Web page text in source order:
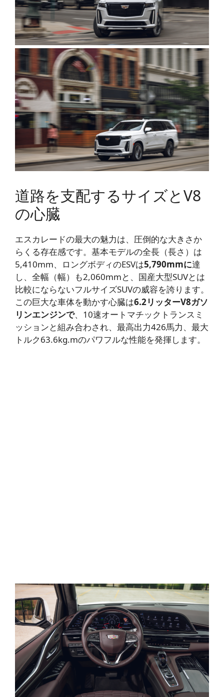
道路を支配するサイズとV8
の心臓
エスカレードの最大の魅力は、圧倒的な大きさか
らくる存在感です。基本モデルの全長（長さ）は
5,410mm、ロングボディのESVは5,790mmに達
し、全幅（幅）も2,060mmと、国産大型SUVとは
比較にならないフルサイズSUVの威容を誇ります。
この巨大な車体を動かす心臓は6.2リッターV8ガソ
リンエンジンで、10速オートマチックトランスミ
ッションと組み合わされ、最高出力426馬力、最大
トルク63.6kg.mのパワフルな性能を発揮します。